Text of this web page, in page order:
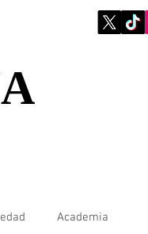
Academia